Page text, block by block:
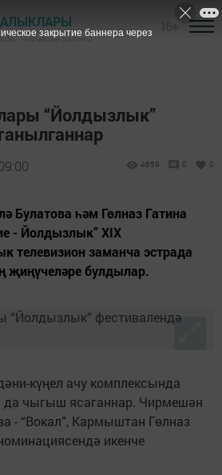
- Чирмешән районы
“Йолдызлык”
4659 0 0
Булатова һәм Гөлназ Гатина
- Йолдызлык” XIX
телевизион заманча эстрада
җиңүчеләре булдылар.
күңел ачу комплексында
да чыгыш ясаганнар. Чирмешән
- “Вокал”, Кармыштан Гөлназ
икенче
закрытие баннера через